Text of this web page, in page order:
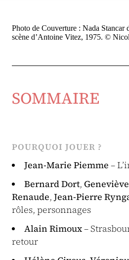
Photo de Couverture : Nada Stancar
scène d’Antoine Vitez, 1975. ©
SOMMAIRE
POURQUOI JOUER ?
Jean-Marie Piemme –
Bernard Dort,
Renaude, Jean-Pierre
rôles, personnages
Alain Rimoux–
retour